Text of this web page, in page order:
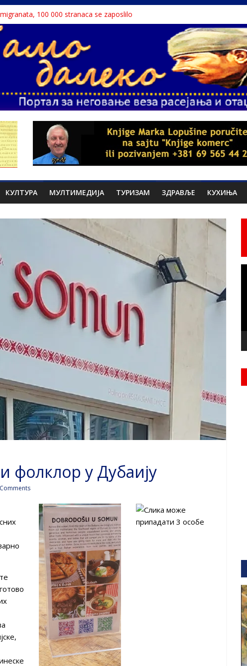
100 000 stranaca se zaposlilo
проглашен народним непријатељем
Nikoli Tesli?
reka ga odnela u Rumuniju
teme srpskih medija
КУЛТУРА МУЛТИМЕДИЈА ТУРИЗАМ ЗДРАВЉЕ КУХИЊА
фолклор у Дубаију